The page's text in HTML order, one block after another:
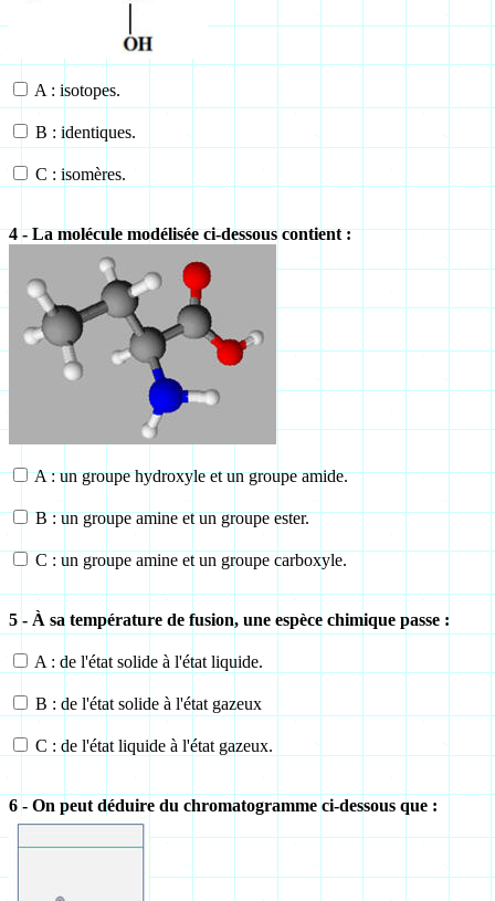
A : isotopes.
B : identiques.
C : isomères.
4 - La molécule modélisée ci-dessous contient :
A : un groupe hydroxyle et un groupe amide.
B : un groupe amine et un groupe ester.
C : un groupe amine et un groupe carboxyle.
5 - À sa température de fusion, une espèce chimique passe :
A : de l'état solide à l'état liquide.
B : de l'état solide à l'état gazeux
C : de l'état liquide à l'état gazeux.
6 - On peut déduire du chromatogramme ci-dessous que :